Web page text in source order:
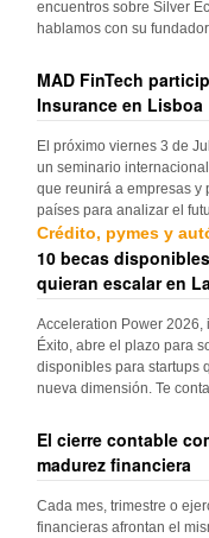
encuentros sobre Silver
hablamos con su
MAD FinTech
Insurance en Lisboa
El próximo viernes 3 de
un seminario
que reunirá a empresas y
países para analizar el
Crédito, pymes y
10 becas
quieran escalar en
Acceleration Power 2026,
Éxito, abre el plazo para
disponibles para startups
nueva dimensión. Te
El cierre contable
madurez financiera
Cada mes, trimestre o
financieras afrontan el